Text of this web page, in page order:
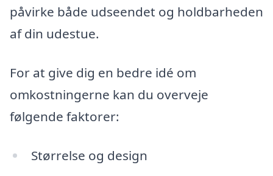
påvirke både udseendet og holdbarheden
af din udestue.
For at give dig en bedre idé om
omkostningerne kan du overveje
følgende faktorer:
Størrelse og design